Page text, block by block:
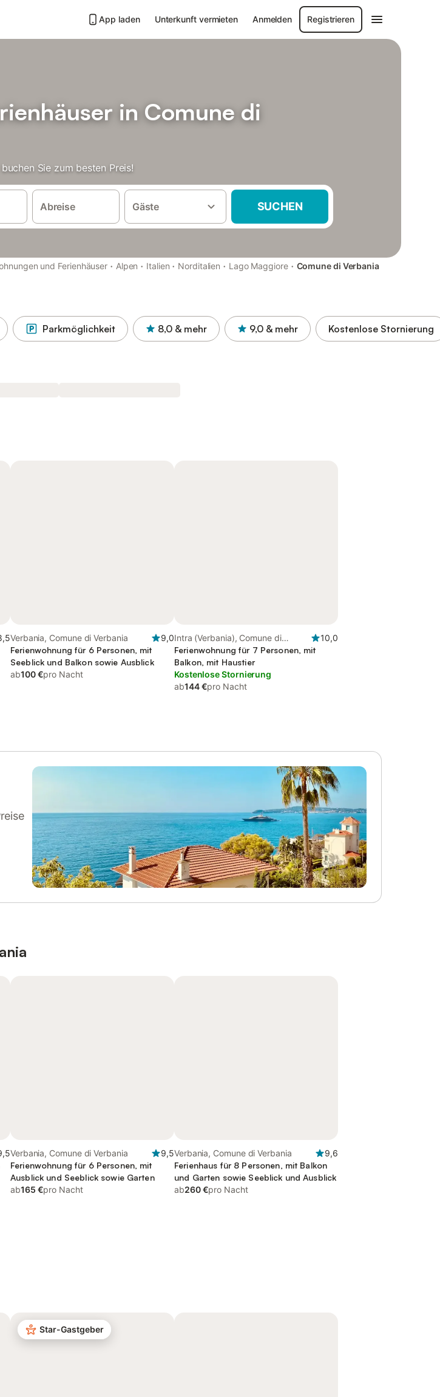
App laden Unterkunft vermieten Anmelden Registrieren
in Comune di
Sie zum besten Preis!
Abreise Gäste SUCHEN
und Ferienhäuser · Alpen · Italien · Norditalien · Lago Maggiore · Comune di Verbania
Parkmöglichkeit 8,0 & mehr 9,0 & mehr Kostenlose Stornierung
Verbania, Comune di Verbania
9,0
Ferienwohnung für 6 Personen, mit
Seeblick und Balkon sowie Ausblick
ab100 €pro Nacht
Intra (Verbania), Comune di
Verbania
10,0
Ferienwohnung für 7 Personen, mit
Balkon, mit Haustier
Kostenlose Stornierung
ab144 €pro Nacht
Verbania, Comune di Verbania
9,5
Ferienwohnung für 6 Personen, mit
Ausblick und Seeblick sowie Garten
ab165 €pro Nacht
Verbania, Comune di Verbania
9,6
Ferienhaus für 8 Personen, mit Balkon
und Garten sowie Seeblick und Ausblick
ab260 €pro Nacht
Star-Gastgeber